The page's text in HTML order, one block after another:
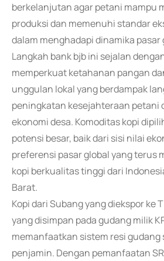
berkelanjutan agar petani mampu
produksi dan memenuhi standar
dalam menghadapi dinamika pasar
Langkah bank bjb ini sejalan
memperkuat ketahanan pangan
unggulan lokal yang berdampak
peningkatan kesejahteraan petani
ekonomi desa. Komoditas kopi
potensi besar, baik dari sisi nilai
preferensi pasar global yang terus
kopi berkualitas tinggi dari
Barat.
Kopi dari Subang yang diekspor ke
yang disimpan pada gudang milik
memanfaatkan sistem resi gudang
penjamin. Dengan pemanfaatan